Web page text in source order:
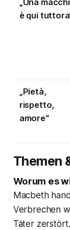
è qui
„Pietà,
rispetto,
amore“
Themen
Worum es
Macbeth
Verbrechen
Täter